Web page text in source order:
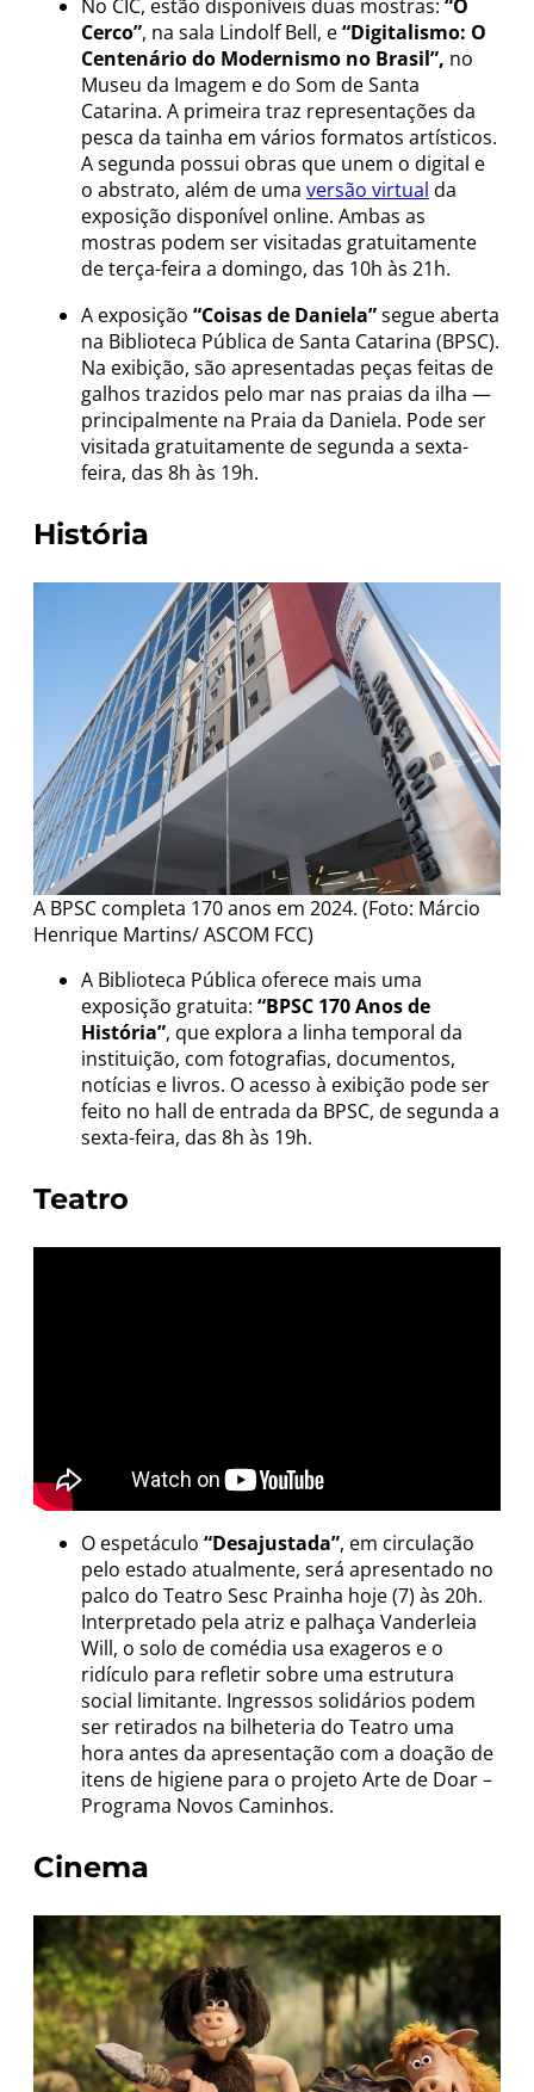
No CIC, estão disponíveis duas mostras: “O
Cerco”, na sala Lindolf Bell, e“Digitalismo: O
Centenário do Modernismo no Brasil”, no
Museu da Imagem e do Som de Santa
Catarina. A primeira traz representações da
pesca da tainha em vários formatos artísticos.
A segunda possui obras que unem o digital e
o abstrato, além de uma versão virtual da
exposição disponível online. Ambas as
mostras podem ser visitadas gratuitamente
de terça-feira a domingo, das 10h às 21h.
A exposição “Coisas de Daniela”segue aberta
na Biblioteca Pública de Santa Catarina (BPSC).
Na exibição, são apresentadas peças feitas de
galhos trazidos pelo mar nas praias da ilha —
principalmente na Praia da Daniela. Pode ser
visitada gratuitamente de segunda a sexta-
feira, das 8h às 19h.
História
A BPSC completa 170 anos em 2024. (Foto: Márcio
Henrique Martins/ ASCOM FCC)
A Biblioteca Pública oferece mais uma
exposição gratuita: “BPSC 170 Anos de
História”, que explora a linha temporal da
instituição, com fotografias, documentos,
notícias e livros. O acesso à exibição pode ser
feito no hall de entrada da BPSC, de segunda a
sexta-feira, das 8h às 19h.
Teatro
O espetáculo “Desajustada”, em circulação
pelo estado atualmente, será apresentado no
palco do Teatro Sesc Prainha hoje (7) às 20h.
Interpretado pela atriz e palhaça Vanderleia
Will, o solo de comédia usa exageros e o
ridículo para refletir sobre uma estrutura
social limitante. Ingressos solidários podem
ser retirados na bilheteria do Teatro uma
hora antes da apresentação com a doação de
itens de higiene para o projeto Arte de Doar –
Programa Novos Caminhos.
Cinema